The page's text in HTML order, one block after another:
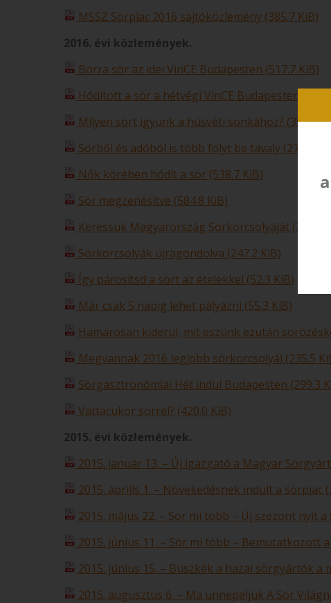
MSSZ Sörpiac 2016 sajtóközlemény (385.7 KiB)
2016. évi közlemények.
Borra sör az idei VinCE Budapesten (517.7 KiB)
Hódított a sör a hétvégi VinCE Budapesten
Milyen sört igyunk a húsvéti sonkához? (351.6
Sörből és adóból is több folyt be tavaly (278.5
Nők körében hódít a sör (538.7 KiB)
Sör megzenésítve (584.8 KiB)
Keressük Magyarország Sörkorcsolyáját (260.7
Sörkorcsolyák újragondolva (247.2 KiB)
Így párosítsd a sört az ételekkel (52.3 KiB)
Már csak 5 napig lehet pályázni (55.3 KiB)
Hamarosan kiderül, mit eszünk ezután
Megvannak 2016 legjobb sörkorcsolyái (235.5
Sörgasztronómiai Hét indul Budapesten (299.3
Vattacukor sörrel? (420.0 KiB)
2015. évi közlemények.
2015. január 13. – Új igazgató a Magyar
2015. április 1. – Növekedésnek indult a sörpiac
2015. május 22. – Sör mi több – Új szezont nyit a
2015. június 11. – Sör mi több – Bemutatkozott
2015. június 15. – Büszkék a hazai sörgyártók a
2015. augusztus 6. – Ma ünnepeljük A Sör